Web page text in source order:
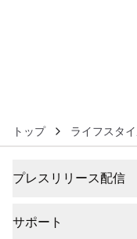
トップ ライフスタ
プレスリリース配信
サポート